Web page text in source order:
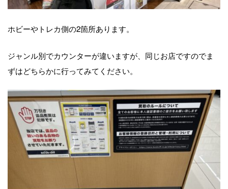
ホビーやトレカ側の2箇所あります。
ジャンル別でカウンターが違いますが、同じお店ですのでま
ずはどちらかに行ってみてください。